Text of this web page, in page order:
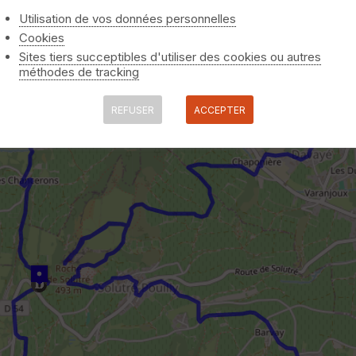
Utilisation de vos données personnelles
Cookies
Sites tiers succeptibles d'utiliser des cookies ou autres
méthodes de tracking
REFUSER ACCEPTER